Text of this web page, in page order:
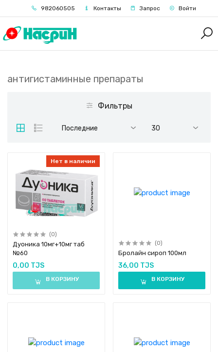
982060505 Контакты Запрос Войти
антигистаминные препараты
Фильтры
Последние 30
Нет в наличии
(0)
Дуоника 10мг+10мг таб
№60
0,00 TJS
В КОРЗИНУ
(0)
Бролайн сироп 100мл
36,00 TJS
В КОРЗИНУ